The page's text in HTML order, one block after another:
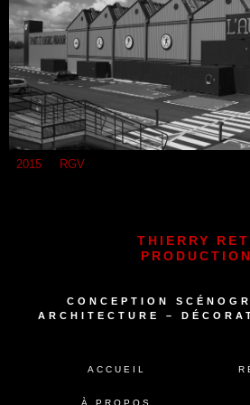
2015 RGV
THIERRY
CONCEPTION
ARCHITECTURE –
ACCUEIL
À PROPOS